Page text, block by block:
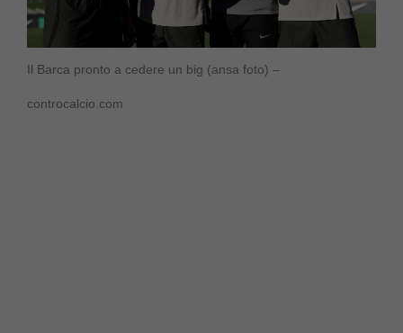
Il Barca pronto a cedere un big (ansa foto) –
controcalcio.com